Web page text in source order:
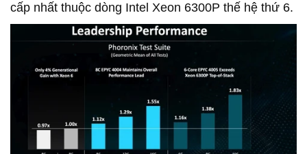
cấp nhất thuộc dòng Intel Xeon 6300P thế hệ thứ 6.